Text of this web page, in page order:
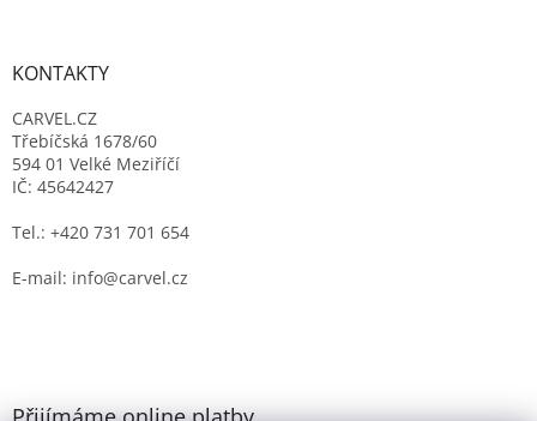
KONTAKTY
CARVEL.CZ
Třebíčská 1678/60
594 01 Velké Meziříčí
IČ: 45642427
Tel.: +420 731 701 654
E-mail: info@carvel.cz